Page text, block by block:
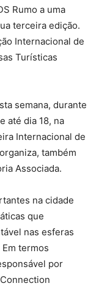
Rumo a uma
terceira edição.
Internacional de
Turísticas
semana, durante
até dia 18, na
Internacional de
também
Associada.
na cidade
que
nas esferas
termos
por